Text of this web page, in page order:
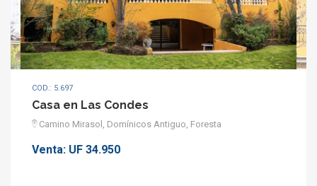
COD.: 5.697
Casa en Las Condes
Camino Mirasol, Domínicos Antiguo, Foresta
Venta: UF 34.950